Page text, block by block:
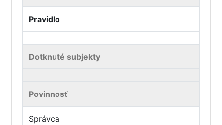
Pravidlo
Dotknuté subjekty
Povinnosť
Správca